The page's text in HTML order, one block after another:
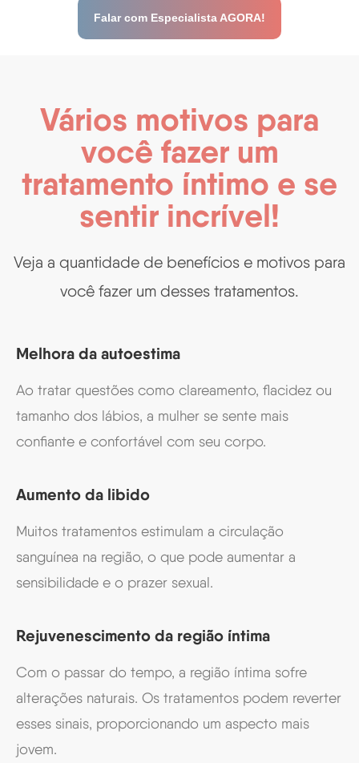
Falar com Especialista AGORA!
Vários motivos para
você fazer um
tratamento íntimo e se
sentir incrível!
Veja a quantidade de benefícios e motivos para
você fazer um desses tratamentos.
Melhora da autoestima
Ao tratar questões como clareamento, flacidez ou
tamanho dos lábios, a mulher se sente mais
confiante e confortável com seu corpo.
Aumento da libido
Muitos tratamentos estimulam a circulação
sanguínea na região, o que pode aumentar a
sensibilidade e o prazer sexual.
Rejuvenescimento da região íntima
Com o passar do tempo, a região íntima sofre
alterações naturais. Os tratamentos podem reverter
esses sinais, proporcionando um aspecto mais
jovem.